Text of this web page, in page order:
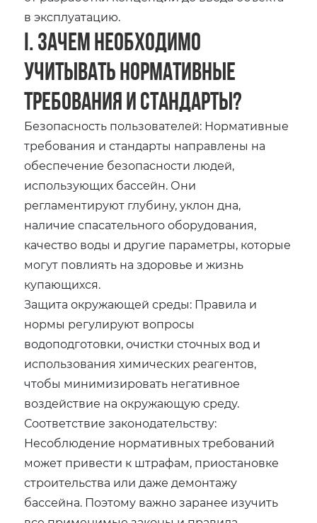
в эксплуатацию.
I. Зачем необходимо
учитывать нормативные
требования и стандарты?
Безопасность пользователей: Нормативные
требования и стандарты направлены на
обеспечение безопасности людей,
использующих бассейн. Они
регламентируют глубину, уклон дна,
наличие спасательного оборудования,
качество воды и другие параметры, которые
могут повлиять на здоровье и жизнь
купающихся.
Защита окружающей среды: Правила и
нормы регулируют вопросы
водоподготовки, очистки сточных вод и
использования химических реагентов,
чтобы минимизировать негативное
воздействие на окружающую среду.
Соответствие законодательству:
Несоблюдение нормативных требований
может привести к штрафам, приостановке
строительства или даже демонтажу
бассейна. Поэтому важно заранее изучить